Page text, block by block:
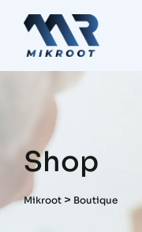
content
Shop
Mikroot > Boutique